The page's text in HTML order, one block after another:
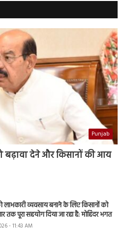
Punjab
बढ़ावा देने और किसानों की आय
लाभकारी व्यवसाय बनाने के लिए किसानों को
तक पूरा सहयोग दिया जा रहा है: मोहिंदर भगत
- 11:43 AM